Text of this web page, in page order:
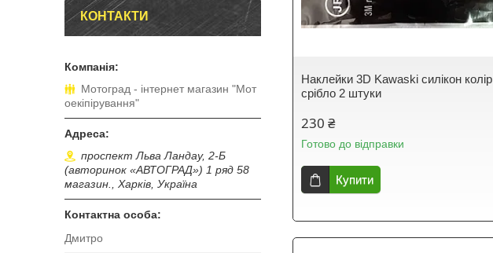
Наклейки 3D Kawaski силікон колір
срібло 2 штуки
230 ₴
Готово до відправки
Купити
КОНТАКТИ
Мотоград - інтернет магазин "Мот
оекіпірування"
проспект Льва Ландау, 2-Б
(авторинок «АВТОГРАД») 1 ряд 58
магазин., Харків, Україна
Дмитро